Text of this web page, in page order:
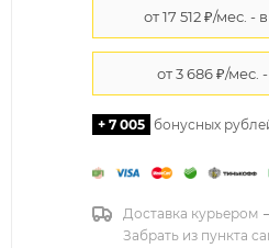
+ 7 005 бонусных
Доставка курьером
Забрать из пункта